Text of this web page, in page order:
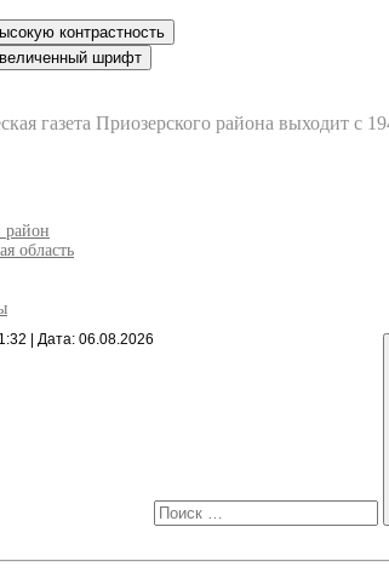
контрастность
шрифт
газета Приозерского района выходит с
район
область
| Дата: 06.08.2026